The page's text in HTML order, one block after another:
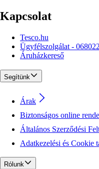
Kapcsolat
Tesco.hu
Ügyfélszolgálat -
Áruházkereső
Segítünk
Árak
Biztonságos online
Általános Szerződési
Adatkezelési és Cookie
Rólunk